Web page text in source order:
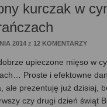
kurczak w
2014 z 12 KOMENTARZY
upieczone mięso w
Proste i efektowne
ale prezentuję już dzisiaj,
czy drugi dzień świąt